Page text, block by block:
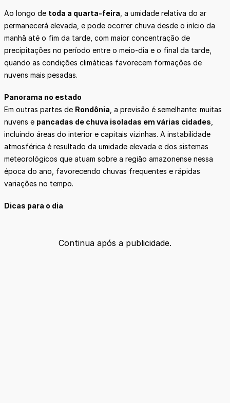
Ao longo de toda a quarta-feira , a umidade relativa do ar
permanecerá elevada, e pode ocorrer chuva desde o início da
manhã até o fim da tarde, com maior concentração de
precipitações no período entre o meio-dia e o final da tarde,
quando as condições climáticas favorecem formações de
nuvens mais pesadas.
Panorama no estado
Em outras partes de Rondônia , a previsão é semelhante: muitas
nuvens e pancadas de chuva isoladas em várias cidades
incluindo áreas do interior e capitais vizinhas. A instabilidade
atmosférica é resultado da umidade elevada e dos sistemas
meteorológicos que atuam sobre a região amazonense nessa
época do ano, favorecendo chuvas frequentes e rápidas
variações no tempo.
Dicas para o dia
Continua após a publicidade.